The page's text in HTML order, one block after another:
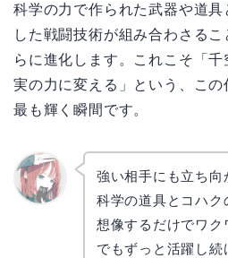
科学の力で作られた武器や道
した戦闘技術が組み合わさる
らに進化します。これこそ「
実の力に変える」という、こ
最も輝く瞬間です。
強い相手にも立ち
科学の道具とコハク
想像するだけでワク
でもずっと活躍し続